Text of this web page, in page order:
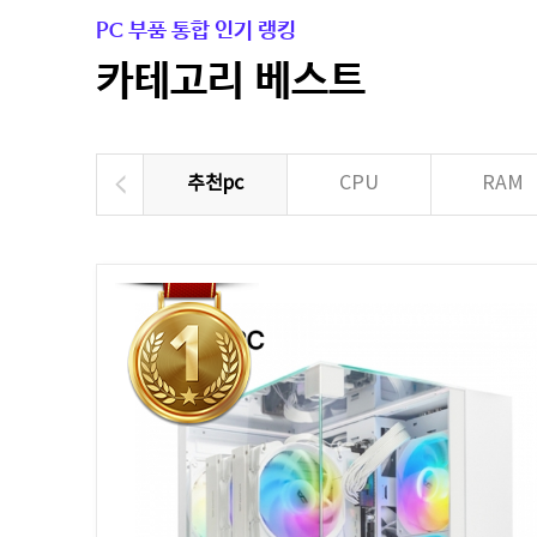
PC 부품 통합 인기 랭킹
카테고리 베스트
추천pc CPU RAM